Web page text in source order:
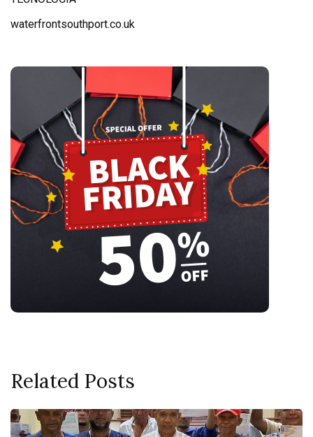
waterfrontsouthport.co.uk
Related Posts